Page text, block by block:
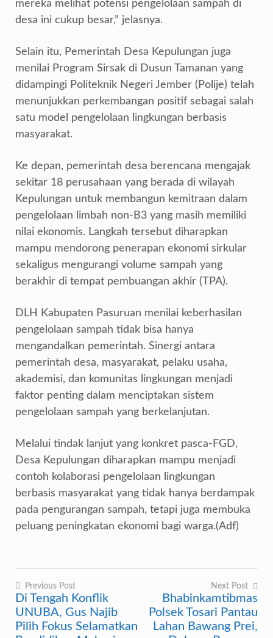
mereka melihat potensi pengelolaan sampah di
desa ini cukup besar,” jelasnya.
Selain itu, Pemerintah Desa Kepulungan juga
menilai Program Sirsak di Dusun Tamanan yang
didampingi Politeknik Negeri Jember (Polije) telah
menunjukkan perkembangan positif sebagai salah
satu model pengelolaan lingkungan berbasis
masyarakat.
Ke depan, pemerintah desa berencana mengajak
sekitar 18 perusahaan yang berada di wilayah
Kepulungan untuk membangun kemitraan dalam
pengelolaan limbah non-B3 yang masih memiliki
nilai ekonomis. Langkah tersebut diharapkan
mampu mendorong penerapan ekonomi sirkular
sekaligus mengurangi volume sampah yang
berakhir di tempat pembuangan akhir (TPA).
DLH Kabupaten Pasuruan menilai keberhasilan
pengelolaan sampah tidak bisa hanya
mengandalkan pemerintah. Sinergi antara
pemerintah desa, masyarakat, pelaku usaha,
akademisi, dan komunitas lingkungan menjadi
faktor penting dalam menciptakan sistem
pengelolaan sampah yang berkelanjutan.
Melalui tindak lanjut yang konkret pasca-FGD,
Desa Kepulungan diharapkan mampu menjadi
contoh kolaborasi pengelolaan lingkungan
berbasis masyarakat yang tidak hanya berdampak
pada pengurangan sampah, tetapi juga membuka
peluang peningkatan ekonomi bagi warga.(Adf)
Navigasi
pos
Previous Post
Di Tengah Konflik
UNUBA, Gus Najib
Pilih Fokus Selamatkan
Next Post
Bhabinkamtibmas
Polsek Tosari Pantau
Lahan Bawang Prei,